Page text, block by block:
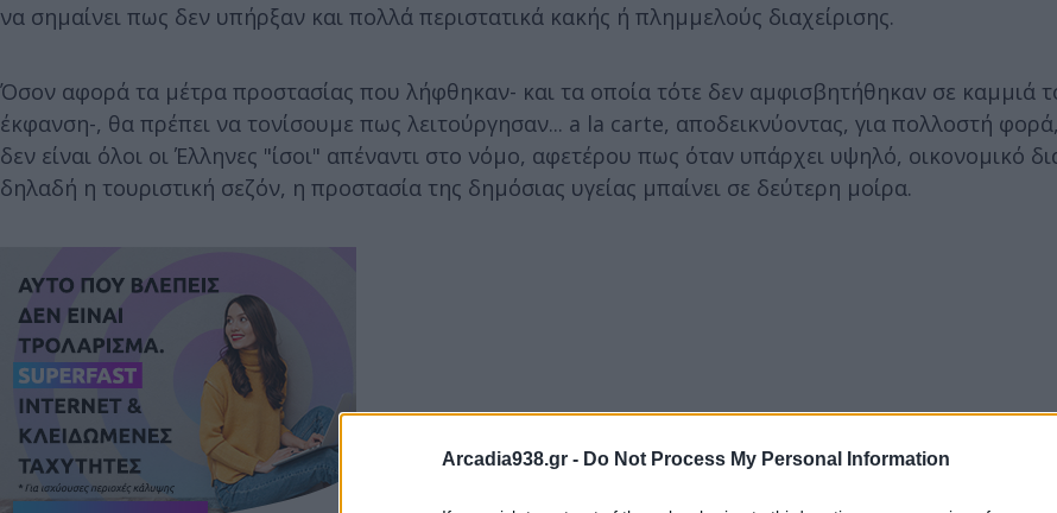
Arcadia938.gr - Do Not Process My Personal Information
να σημαίνει πως δεν υπήρξαν και πολλά περιστατικά κακής ή πλημμελούς διαχείρισης.
Όσον αφορά τα μέτρα προστασίας που λήφθηκαν- και τα οποία τότε δεν αμφισβητήθηκαν σε καμμιά
έκφανση-, θα πρέπει να τονίσουμε πως λειτούργησαν... a la carte, αποδεικνύοντας, για πολλοστή
δεν είναι όλοι οι Έλληνες "ίσοι" απέναντι στο νόμο, αφετέρου πως όταν υπάρχει υψηλό, οικονομικό
δηλαδή η τουριστική σεζόν, η προστασία της δημόσιας υγείας μπαίνει σε δεύτερη μοίρα.